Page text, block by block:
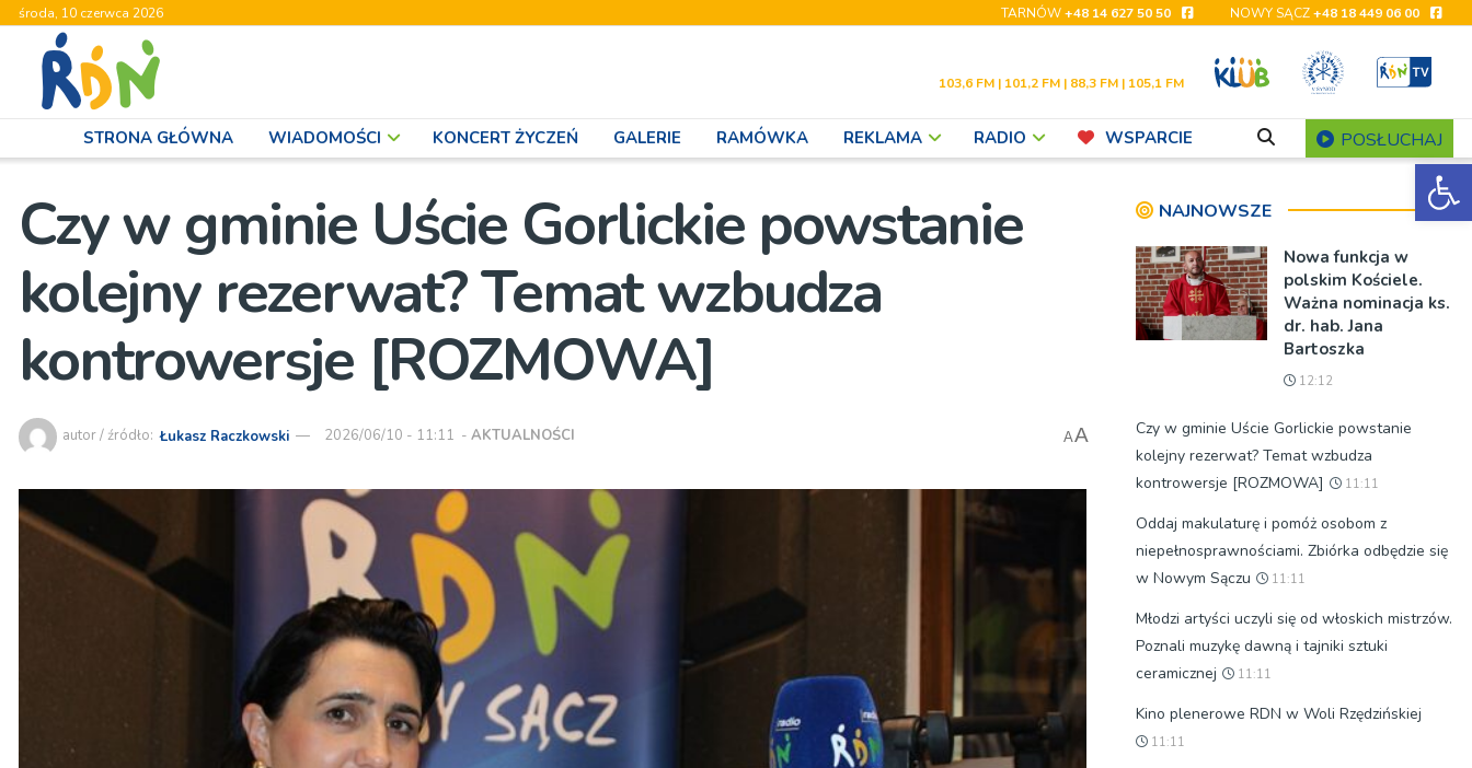
środa, 10 czerwca 2026 TARNÓW+48 14 627 50 50 NOWY SĄCZ+48 18 449 06 00
103,6 FM | 101,2 FM | 88,3 FM | 105,1 FM
STRONA GŁÓWNA WIADOMOŚCI KONCERT ŻYCZEŃ GALERIE RAMÓWKA REKLAMA RADIO WSPARCIE POSŁUCHAJ
Czy w gminie Uście Gorlickie powstanie
kolejny rezerwat? Temat wzbudza
kontrowersje [ROZMOWA]
autor / źródło: Łukasz Raczkowski 2026/06/10 - 11:11 - AKTUALNOŚCI AA
NAJNOWSZE
Nowa funkcja w
polskim Kościele.
Ważna nominacja ks.
dr. hab. Jana
Bartoszka
12:12
Czy w gminie Uście Gorlickie powstanie
kolejny rezerwat? Temat wzbudza
kontrowersje [ROZMOWA]
11:11
Oddaj makulaturę i pomóż osobom z
niepełnosprawnościami. Zbiórka odbędzie się
w Nowym Sączu
11:11
Młodzi artyści uczyli się od włoskich mistrzów.
Poznali muzykę dawną i tajniki sztuki
ceramicznej
11:11
Kino plenerowe RDN w Woli Rzędzińskiej
11:11